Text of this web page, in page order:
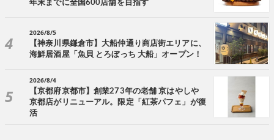
年末までに全国600店舗を目指す
2026/8/5
【神奈川県鎌倉市】大船仲通り商店街エリアに、
海鮮居酒屋「魚貝 とろぼっち 大船」オープン！
2026/8/4
【京都府京都市】創業273年の老舗 京はやしや
京都店がリニューアル。限定「紅茶パフェ」が復
活